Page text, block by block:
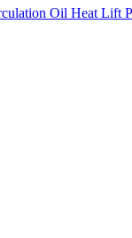
Oil Heat Lift